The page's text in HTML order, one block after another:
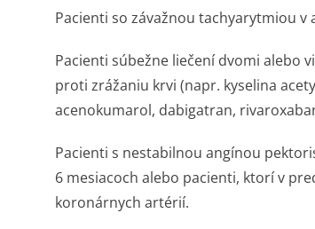
Pacienti so závažnou tachyarytmiou v
Pacienti súbežne liečení dvomi alebo
proti zrážaniu krvi (napr. kyselina
acenokumarol, dabigatran,
Pacienti s nestabilnou angínou
6 mesiacoch alebo pacienti, ktorí v
koronárnych artérií.